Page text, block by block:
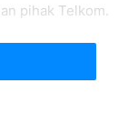
pihak Telkom.
lokasi di
menekankan